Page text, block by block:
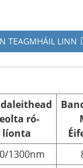
TEAGMHÁIL LINN
ró-
líonta
1300nm